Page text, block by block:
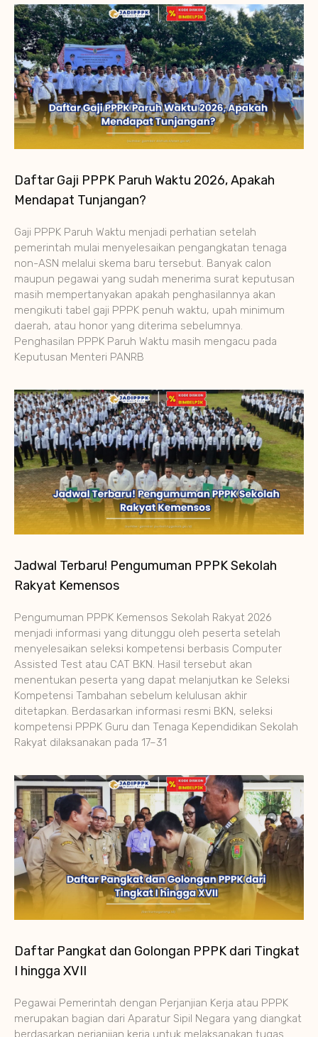
Daftar Gaji PPPK Paruh Waktu 2026, Apakah
Mendapat Tunjangan?
Gaji PPPK Paruh Waktu menjadi perhatian setelah
pemerintah mulai menyelesaikan pengangkatan tenaga
non-ASN melalui skema baru tersebut. Banyak calon
maupun pegawai yang sudah menerima surat keputusan
masih mempertanyakan apakah penghasilannya akan
mengikuti tabel gaji PPPK penuh waktu, upah minimum
daerah, atau honor yang diterima sebelumnya.
Penghasilan PPPK Paruh Waktu masih mengacu pada
Keputusan Menteri PANRB
Jadwal Terbaru! Pengumuman PPPK Sekolah
Rakyat Kemensos
Pengumuman PPPK Kemensos Sekolah Rakyat 2026
menjadi informasi yang ditunggu oleh peserta setelah
menyelesaikan seleksi kompetensi berbasis Computer
Assisted Test atau CAT BKN. Hasil tersebut akan
menentukan peserta yang dapat melanjutkan ke Seleksi
Kompetensi Tambahan sebelum kelulusan akhir
ditetapkan. Berdasarkan informasi resmi BKN, seleksi
kompetensi PPPK Guru dan Tenaga Kependidikan Sekolah
Rakyat dilaksanakan pada 17–31
Daftar Pangkat dan Golongan PPPK dari Tingkat
I hingga XVII
Pegawai Pemerintah dengan Perjanjian Kerja atau PPPK
merupakan bagian dari Aparatur Sipil Negara yang diangkat
berdasarkan perjanjian kerja untuk melaksanakan tugas